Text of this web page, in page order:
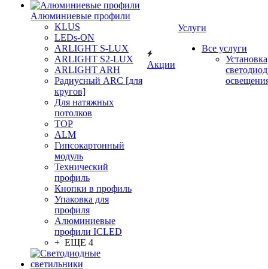
Алюминиевые профили
KLUS
LEDs-ON
ARLIGHT S-LUX
ARLIGHT S2-LUX
ARLIGHT ARH
Радиусный ARC [для
кругов]
Для натяжных
потолков
TOP
ALM
Гипсокартонный
модуль
Технический
профиль
Кнопки в профиль
Упаковка для
профиля
Алюминиевые
профили ICLED
+ ЕЩЕ 4
Акции
Услуги
Все услуги
Установка